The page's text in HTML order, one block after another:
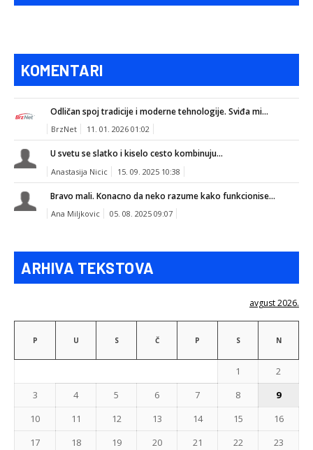
KOMENTARI
Odličan spoj tradicije i moderne tehnologije. Sviđa mi...
BrzNet 11. 01. 2026 01:02
U svetu se slatko i kiselo cesto kombinuju...
Anastasija Nicic 15. 09. 2025 10:38
Bravo mali. Konacno da neko razume kako funkcionise...
Ana Miljkovic 05. 08. 2025 09:07
ARHIVA TEKSTOVA
avgust 2026.
P U S Č P S N
1
2
3
4 5 6 7 8
9
10
11 12 13 14 15
16
17
18 19 20 21 22
23